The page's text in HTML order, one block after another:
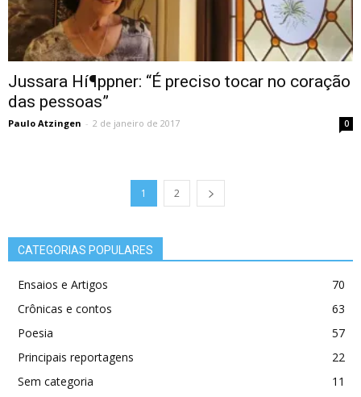
Jussara Hí¶ppner: “É preciso tocar no coração
das pessoas”
Paulo Atzingen - 2 de janeiro de 2017 0
1 2
CATEGORIAS POPULARES
Ensaios e Artigos
70
Crônicas e contos
63
Poesia
57
Principais reportagens
22
Sem categoria
11